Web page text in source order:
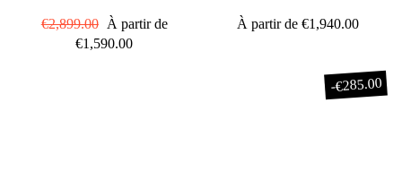
Prix
régulier
€2,899.00
Prix
réduit
À partir de
€1,590.00
À partir de €1,940.00
-€285.00